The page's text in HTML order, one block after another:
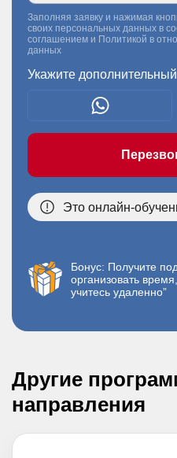
Бонус: Получите
организовать
учитесь удаленно”
Заполняя заявку и нажимая
своих персональных данных в
соглашением и Политикой в
данных
Укажите
Это онлайн-
Другие
направления